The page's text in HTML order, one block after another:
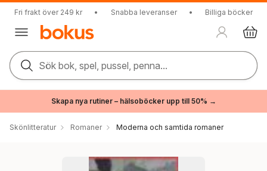
Fri frakt över 249 kr • Snabba leveranser • Billiga böcker
Sök bok, spel, pussel, penna...
Skapa nya rutiner – hälsoböcker upp till 50% →
Skönlitteratur Romaner Moderna och samtida romaner